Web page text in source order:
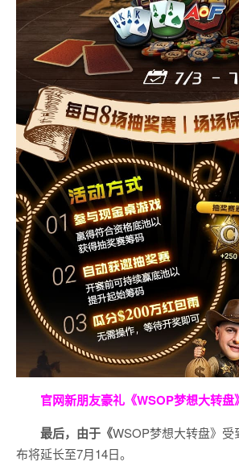
官网新朋友豪礼 《WSOP梦想大转盘
最后，由于《WSOP梦想大转盘》受
布将延长至7月14日。